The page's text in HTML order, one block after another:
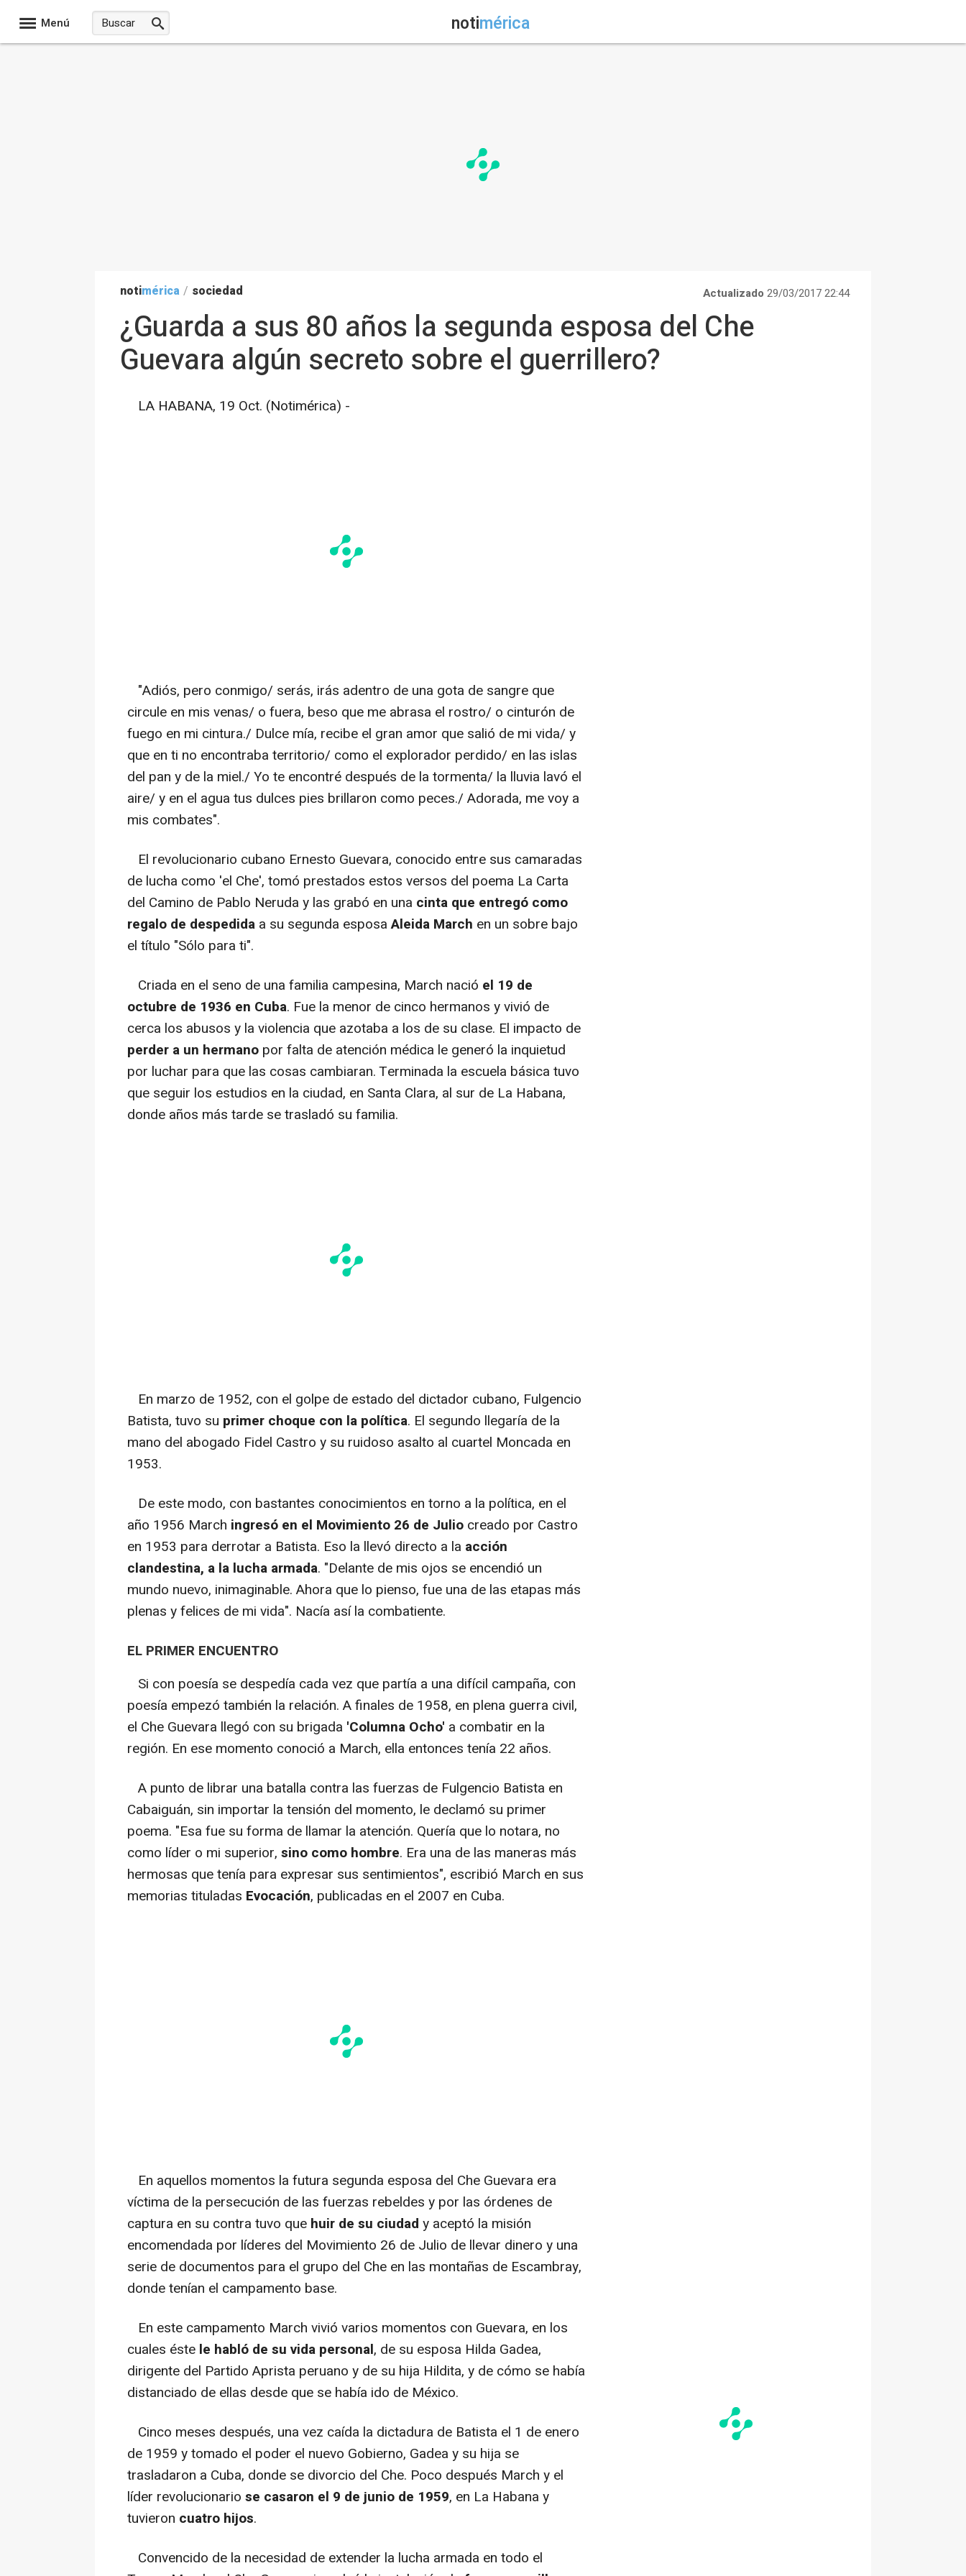
Menú notimérica
notimérica / sociedad Actualizado 29/03/2017 22:44
¿Guarda a sus 80 años la segunda esposa del Che
Guevara algún secreto sobre el guerrillero?
LA HABANA, 19 Oct. (Notimérica) -
"Adiós, pero conmigo/ serás, irás adentro de una gota de sangre que
circule en mis venas/ o fuera, beso que me abrasa el rostro/ o cinturón de
fuego en mi cintura./ Dulce mía, recibe el gran amor que salió de mi vida/ y
que en ti no encontraba territorio/ como el explorador perdido/ en las islas
del pan y de la miel./ Yo te encontré después de la tormenta/ la lluvia lavó el
aire/ y en el agua tus dulces pies brillaron como peces./ Adorada, me voy a
mis combates".
El revolucionario cubano Ernesto Guevara, conocido entre sus camaradas
de lucha como 'el Che', tomó prestados estos versos del poema La Carta
del Camino de Pablo Neruda y las grabó en una cinta que entregó como
regalo de despedida a su segunda esposaAleida March en un sobre bajo
el título "Sólo para ti".
Criada en el seno de una familia campesina, March nació el 19 de
octubre de 1936 en Cuba. Fue la menor de cinco hermanos y vivió de
cerca los abusos y la violencia que azotaba a los de su clase. El impacto de
perder a un hermano por falta de atención médica le generó la inquietud
por luchar para que las cosas cambiaran. Terminada la escuela básica tuvo
que seguir los estudios en la ciudad, en Santa Clara, al sur de La Habana,
donde años más tarde se trasladó su familia.
En marzo de 1952, con el golpe de estado del dictador cubano, Fulgencio
Batista, tuvo su primer choque con la política. El segundo llegaría de la
mano del abogado Fidel Castro y su ruidoso asalto al cuartel Moncada en
1953.
De este modo, con bastantes conocimientos en torno a la política, en el
año 1956 March ingresó en el Movimiento 26 de Julio creado por Castro
en 1953 para derrotar a Batista. Eso la llevó directo a la acción
clandestina, a la lucha armada. "Delante de mis ojos se encendió un
mundo nuevo, inimaginable. Ahora que lo pienso, fue una de las etapas más
plenas y felices de mi vida". Nacía así la combatiente.
EL PRIMER ENCUENTRO
Si con poesía se despedía cada vez que partía a una difícil campaña, con
poesía empezó también la relación. A finales de 1958, en plena guerra civil,
el Che Guevara llegó con su brigada 'Columna Ocho' a combatir en la
región. En ese momento conoció a March, ella entonces tenía 22 años.
A punto de librar una batalla contra las fuerzas de Fulgencio Batista en
Cabaiguán, sin importar la tensión del momento, le declamó su primer
poema. "Esa fue su forma de llamar la atención. Quería que lo notara, no
como líder o mi superior, sino como hombre. Era una de las maneras más
hermosas que tenía para expresar sus sentimientos", escribió March en sus
memorias tituladas Evocación, publicadas en el 2007 en Cuba.
En aquellos momentos la futura segunda esposa del Che Guevara era
víctima de la persecución de las fuerzas rebeldes y por las órdenes de
captura en su contra tuvo que huir de su ciudad y aceptó la misión
encomendada por líderes del Movimiento 26 de Julio de llevar dinero y una
serie de documentos para el grupo del Che en las montañas de Escambray,
donde tenían el campamento base.
En este campamento March vivió varios momentos con Guevara, en los
cuales éste le habló de su vida personal, de su esposa Hilda Gadea,
dirigente del Partido Aprista peruano y de su hija Hildita, y de cómo se había
distanciado de ellas desde que se había ido de México.
Cinco meses después, una vez caída la dictadura de Batista el 1 de enero
de 1959 y tomado el poder el nuevo Gobierno, Gadea y su hija se
trasladaron a Cuba, donde se divorcio del Che. Poco después March y el
líder revolucionario se casaron el 9 de junio de 1959, en La Habana y
tuvieron cuatro hijos.
Convencido de la necesidad de extender la lucha armada en todo el